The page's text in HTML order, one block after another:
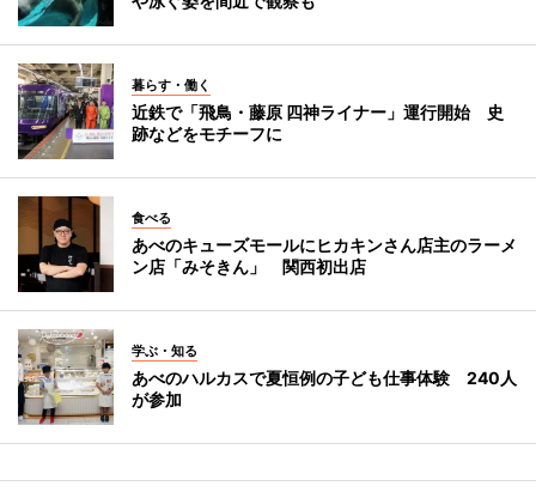
暮らす・働く
近鉄で「飛鳥・藤原 四神ライナー」運行開始 史
跡などをモチーフに
食べる
あべのキューズモールにヒカキンさん店主のラーメ
ン店「みそきん」 関西初出店
学ぶ・知る
あべのハルカスで夏恒例の子ども仕事体験 240人
が参加